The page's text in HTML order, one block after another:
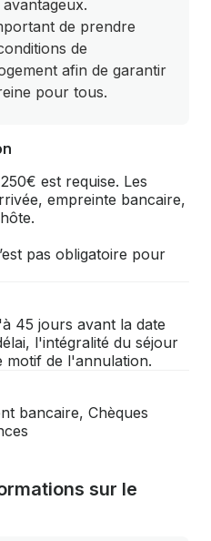
de prendre
de
afin de garantir
pour tous.
est requise. Les
empreinte bancaire,
pas obligatoire pour
45 jours avant la date
l'intégralité du séjour
motif de l'annulation.
bancaire, Chèques
sur le